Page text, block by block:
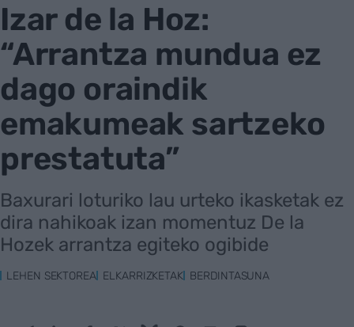
Izar de la Hoz:
“Arrantza mundua ez
dago oraindik
emakumeak sartzeko
prestatuta”
Baxurari loturiko lau urteko ikasketak ez
dira nahikoak izan momentuz De la
Hozek arrantza egiteko ogibide
LEHEN SEKTOREA ELKARRIZKETAK BERDINTASUNA